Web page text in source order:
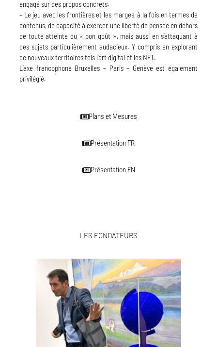
engagé sur des propos concrets.
– Le jeu avec les frontières et les marges, à la fois en termes de
contenus, de capacité à exercer une liberté de pensée en dehors
de toute atteinte du « bon goût », mais aussi en s’attaquant à
des sujets particulièrement audacieux. Y compris en explorant
de nouveaux territoires tels l’art digital et les NFT.
L’axe francophone Bruxelles – Paris – Genève est également
privilégié.
Plans et Mesures
Présentation FR
Présentation EN
LES FONDATEURS